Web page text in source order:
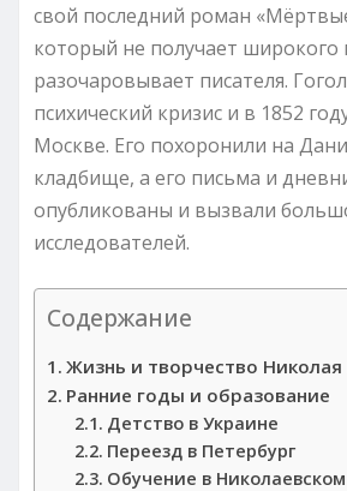
свой последний роман
который не получает широкого
разочаровывает писателя.
психический кризис и в 1852
Москве. Его похоронили на
кладбище, а его письма и
опубликованы и вызвали
исследователей.
Содержание
Жизнь и творчество Николая
Ранние годы и образование
Детство в Украине
Переезд в Петербург
Обучение в Николаевском